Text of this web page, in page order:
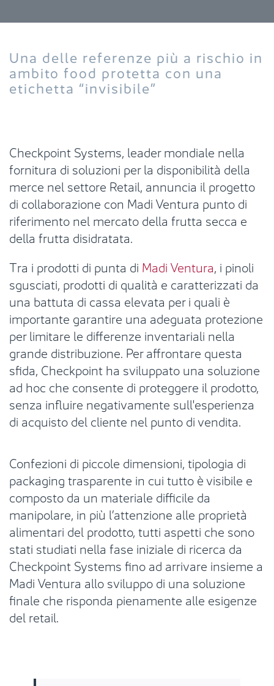
Una delle referenze più a rischio in
ambito food protetta con una
etichetta “invisibile”
Checkpoint Systems, leader mondiale nella
fornitura di soluzioni per la disponibilità della
merce nel settore Retail, annuncia il progetto
di collaborazione con Madi Ventura punto di
riferimento nel mercato della frutta secca e
della frutta disidratata.
Tra i prodotti di punta di Madi Ventura, i pinoli
sgusciati, prodotti di qualità e caratterizzati da
una battuta di cassa elevata per i quali è
importante garantire una adeguata protezione
per limitare le differenze inventariali nella
grande distribuzione. Per affrontare questa
sfida, Checkpoint ha sviluppato una soluzione
ad hoc che consente di proteggere il prodotto,
senza influire negativamente sull'esperienza
di acquisto del cliente nel punto di vendita.
Confezioni di piccole dimensioni, tipologia di
packaging trasparente in cui tutto è visibile e
composto da un materiale difficile da
manipolare, in più l’attenzione alle proprietà
alimentari del prodotto, tutti aspetti che sono
stati studiati nella fase iniziale di ricerca da
Checkpoint Systems fino ad arrivare insieme a
Madi Ventura allo sviluppo di una soluzione
finale che risponda pienamente alle esigenze
del retail.